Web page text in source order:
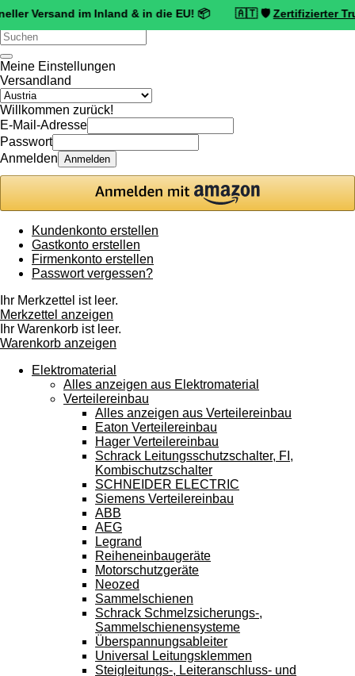
im Inland & in die EU! 📦 🇦🇹 🛡️ Zertifizierter Trusted
Verwende
die
oben
und
unten,
um
das
Ergebnis
auszuwählen.
Eingabetaste,
zum
ausgewählten
können
Touch-
und
Streichgesten
verwenden.
Meine Einstellungen
Versandland
Willkommen zurück!
E-Mail-Adresse
Passwort
Anmelden Anmelden
Kundenkonto erstellen
Gastkonto erstellen
Firmenkonto erstellen
Passwort vergessen?
Ihr Merkzettel ist leer.
Merkzettel anzeigen
Ihr Warenkorb ist leer.
Warenkorb anzeigen
Elektromaterial
Alles anzeigen aus Elektromaterial
Verteilereinbau
Alles anzeigen aus Verteilereinbau
Eaton Verteilereinbau
Hager Verteilereinbau
Schrack Leitungsschutzschalter, FI,
Kombischutzschalter
SCHNEIDER ELECTRIC
Siemens Verteilereinbau
ABB
AEG
Legrand
Reiheneinbaugeräte
Motorschutzgeräte
Neozed
Sammelschienen
Schrack Schmelzsicherungs-,
Sammelschienensysteme
Überspannungsableiter
Universal Leitungsklemmen
Steigleitungs-, Leiteranschluss- und